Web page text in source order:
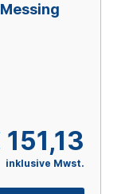
inklusive Mwst.